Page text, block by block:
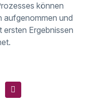
können
aufgenommen und
Ergebnissen